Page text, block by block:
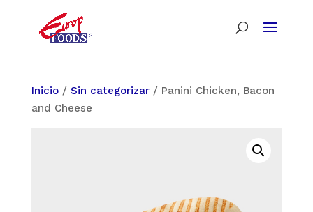
Inicio/ Sin categorizar/ Panini Chicken, Bacon
and Cheese